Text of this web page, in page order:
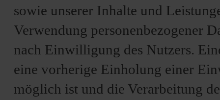
sowie unserer Inhalte und
Verwendung personenbezogener
nach Einwilligung des Nutzers.
eine vorherige Einholung einer
möglich ist und die Verarbeitung